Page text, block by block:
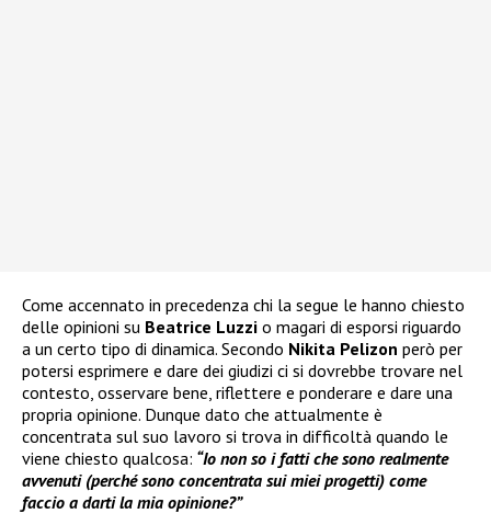
Come accennato in precedenza chi la segue le hanno chiesto
delle opinioni su Beatrice Luzzi o magari di esporsi riguardo
a un certo tipo di dinamica. Secondo Nikita Pelizon però per
potersi esprimere e dare dei giudizi ci si dovrebbe trovare nel
contesto, osservare bene, riflettere e ponderare e dare una
propria opinione. Dunque dato che attualmente è
concentrata sul suo lavoro si trova in difficoltà quando le
viene chiesto qualcosa: “Io non so i fatti che sono realmente
avvenuti (perché sono concentrata sui miei progetti) come
faccio a darti la mia opinione?”